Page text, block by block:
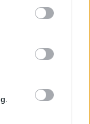
Νεολαίας
ο Δρ